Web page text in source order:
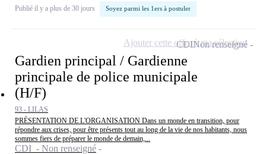
Publié il y a plus de 30 jours Soyez parmi les 1ers à postuler
Gardien principal / Gardienne
principale de police municipale
(H/F)
93 - LILAS
PRÉSENTATION DE L'ORGANISATION Dans un monde en transition, pour
répondre aux crises, pour être présents tout au long de la vie de nos habitants, nous
sommes fiers de préparer le monde de demain,...
CDI - Non renseigné
CDINon renseigné
Ajouter cette offre à ma sélection